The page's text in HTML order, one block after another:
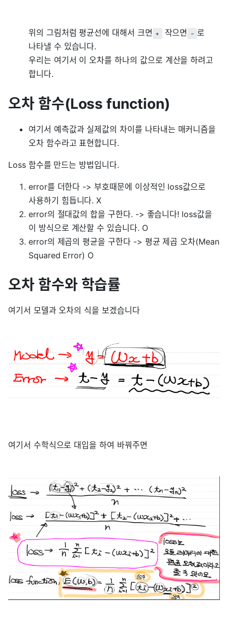
위의 그림처럼 평균선에 대해서 크면 + 작으면 - 로
나타낼 수 있습니다.
우리는 여기서 이 오차를 하나의 값으로 계산을 하려고
합니다.
오차 함수(Loss function)
여기서 예측값과 실제값의 차이를 나타내는 매커니즘을
오차 함수라고 표현합니다.
Loss 함수를 만드는 방법입니다.
error를 더한다 -> 부호때문에 이상적인 loss값으로
사용하기 힘듭니다. X
error의 절대값의 합을 구한다. -> 좋습니다! loss값을
이 방식으로 계산할 수 있습니다. O
error의 제곱의 평균을 구한다 -> 평균 제곱 오차(Mean
Squared Error) O
오차 함수와 학습률
여기서 모델과 오차의 식을 보겠습니다
여기서 수학식으로 대입을 하여 바꿔주면